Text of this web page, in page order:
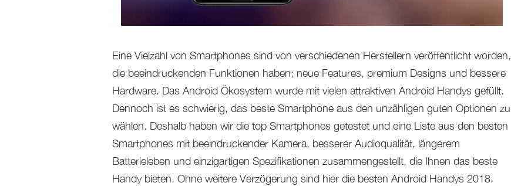
Eine Vielzahl von Smartphones sind von verschiedenen Herstellern veröffentlicht worden,
die beeindruckenden Funktionen haben; neue Features, premium Designs und bessere
Hardware. Das Android Ökosystem wurde mit vielen attraktiven Android Handys gefüllt.
Dennoch ist es schwierig, das beste Smartphone aus den unzähligen guten Optionen zu
wählen. Deshalb haben wir die top Smartphones getestet und eine Liste aus den besten
Smartphones mit beeindruckender Kamera, besserer Audioqualität, längerem
Batterieleben und einzigartigen Spezifikationen zusammengestellt, die Ihnen das beste
Handy bieten. Ohne weitere Verzögerung sind hier die besten Android Handys 2018.